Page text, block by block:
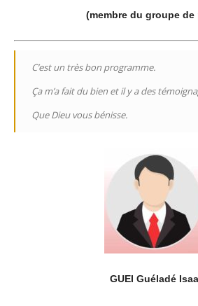
(membre du groupe de
C’est un très bon programme.
Ça m’a fait du bien et il y a des
Que Dieu vous bénisse.
GUEI Guéladé